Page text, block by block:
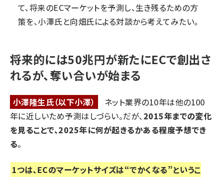
て、将来のECマーケットを予測し、生き残るための方
策を、小澤氏と向畑氏による対談から考えてみたい。
将来的には50兆円が新たにECで創出さ
れるが、奪い合いが始まる
小澤隆生氏（以下小澤）
ネット業界の10年は他の100
年に近しいため予測はしづらい。だが、2015年までの変化
を見ることで、2025年に何が起きるかある程度予想でき
る。
1つは、ECのマーケットサイズは“でかくなる”というこ